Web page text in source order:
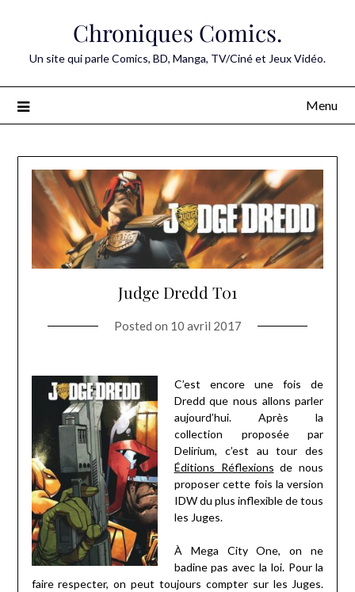
Chroniques Comics.
Un site qui parle Comics, BD, Manga, TV/Ciné et Jeux Vidéo.
Menu
Judge Dredd T01
Posted on 10 avril 2017
C’est encore une fois de
Dredd que nous allons parler
aujourd’hui. Après la
collection proposée par
Delirium, c’est au tour des
Éditions Réflexions de nous
proposer cette fois la version
IDW du plus inflexible de tous
les Juges.
À Mega City One, on ne
badine pas avec la loi. Pour la
faire respecter, on peut toujours compter sur les Juges.